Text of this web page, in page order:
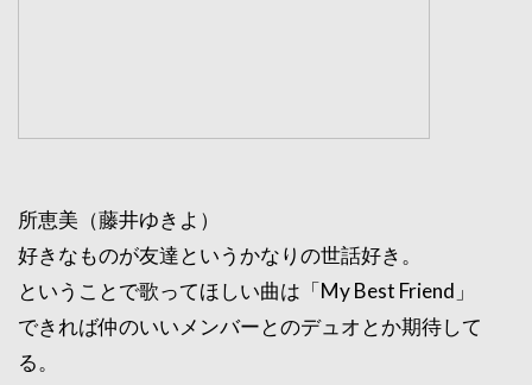
所恵美（藤井ゆきよ）
好きなものが友達というかなりの世話好き。
ということで歌ってほしい曲は「My Best Friend」
できれば仲のいいメンバーとのデュオとか期待して
る。